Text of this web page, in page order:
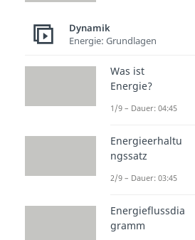
zur
Beliebte
Masse
berechn
Elastisc
Dynamik
Energie: Grundlagen
Was ist
Energie?
1/9 – Dauer: 04:45
Energieerhaltu
ngssatz
2/9 – Dauer: 03:45
Energieflussdia
gramm